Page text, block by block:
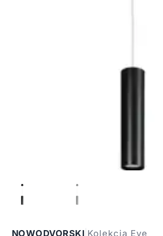
NOWODVORSKI Kolekcja Eye